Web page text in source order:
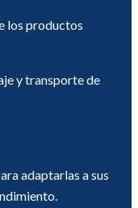
los productos
y transporte de
adaptarlas a sus